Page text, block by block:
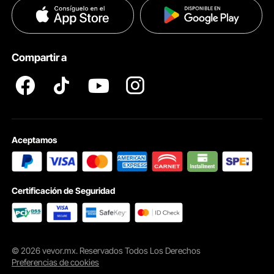
Ayuda & FAQs
Políticas de Privacidad
Compartir a
Aceptamos
Certificación de Seguridad
© 2026 vevor.mx. Reservados Todos Los Derechos
Preferencias de cookies